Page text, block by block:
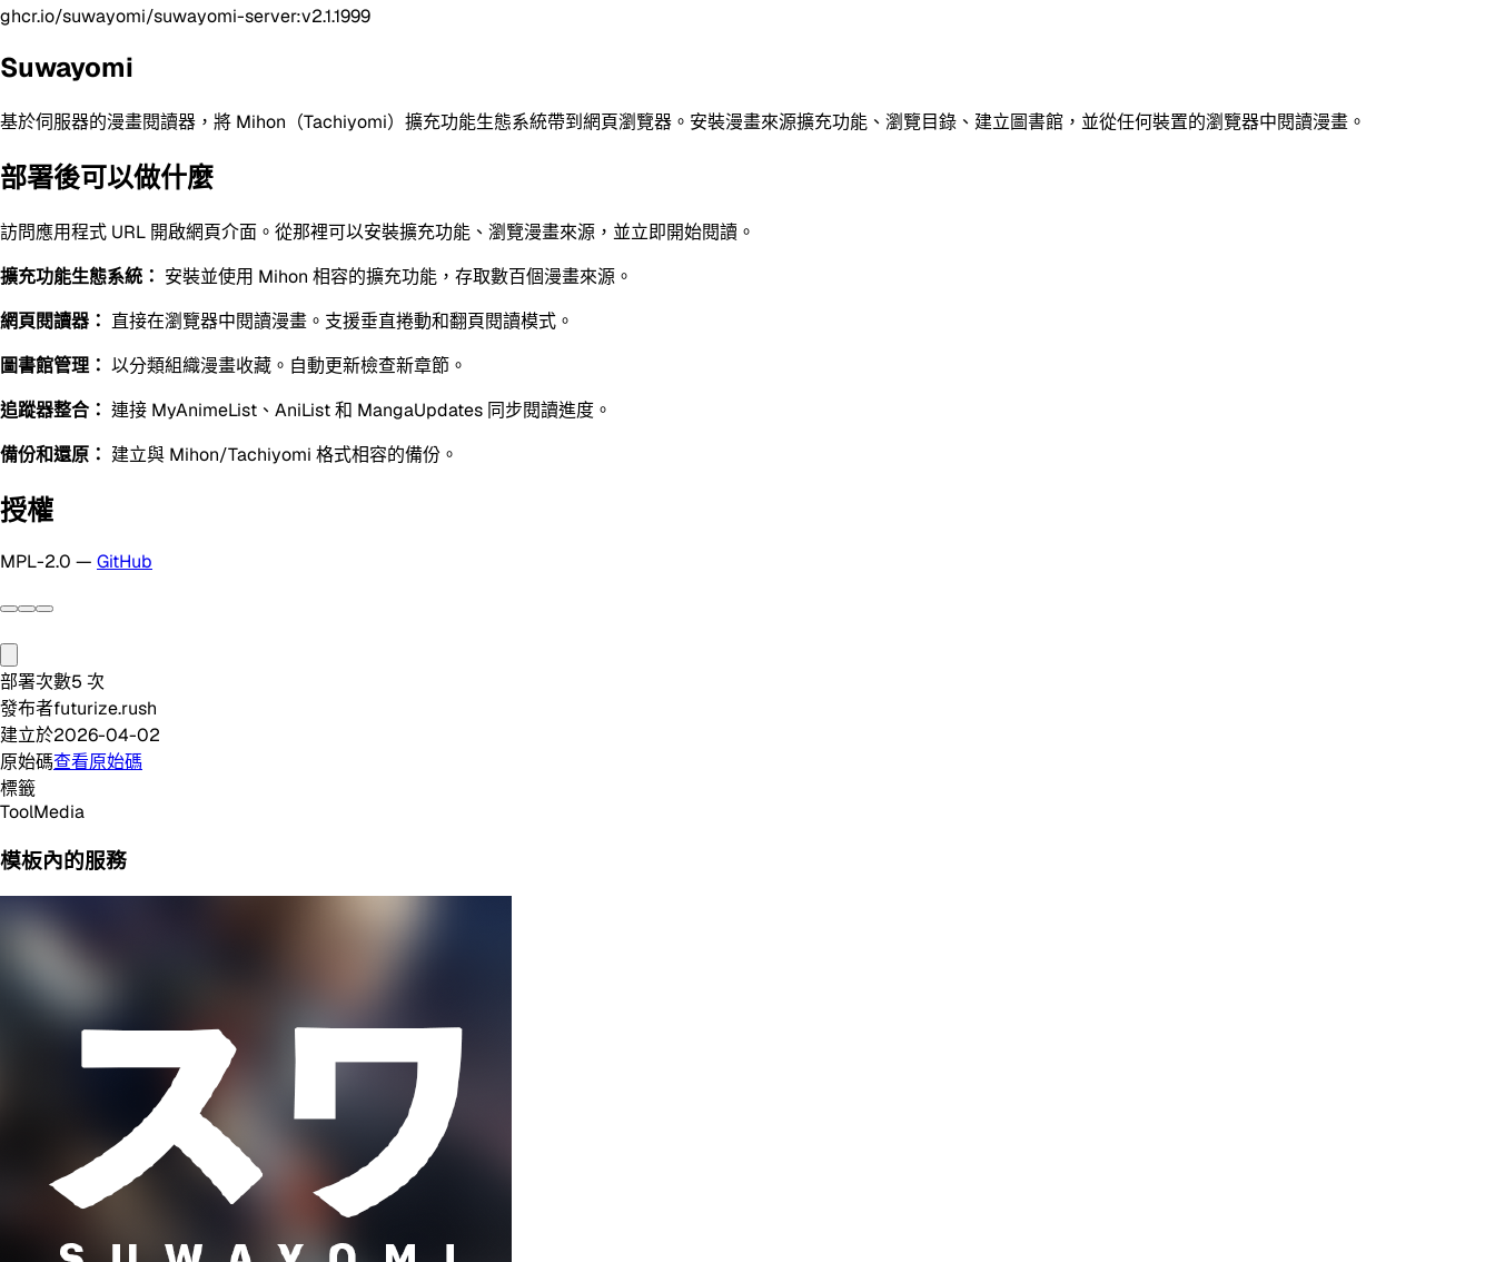
ghcr.io/suwayomi/suwayomi-server:v2.1.1999
Suwayomi
基於伺服器的漫畫閱讀器，將 Mihon（Tachiyomi）擴充功能生態系統帶到網頁瀏覽器。安裝漫畫來源擴充功能、瀏覽目錄、建立圖書館，並從任何裝置的瀏覽器中閱讀漫畫。
部署後可以做什麼
訪問應用程式 URL 開啟網頁介面。從那裡可以安裝擴充功能、瀏覽漫畫來源，並立即開始閱讀。
擴充功能生態系統： 安裝並使用 Mihon 相容的擴充功能，存取數百個漫畫來源。
網頁閱讀器： 直接在瀏覽器中閱讀漫畫。支援垂直捲動和翻頁閱讀模式。
圖書館管理： 以分類組織漫畫收藏。自動更新檢查新章節。
追蹤器整合： 連接 MyAnimeList、AniList 和 MangaUpdates 同步閱讀進度。
備份和還原： 建立與 Mihon/Tachiyomi 格式相容的備份。
授權
MPL-2.0 — GitHub
部署次數5 次
發布者futurize.rush
建立於2026-04-02
原始碼查看原始碼
標籤
ToolMedia
模板內的服務